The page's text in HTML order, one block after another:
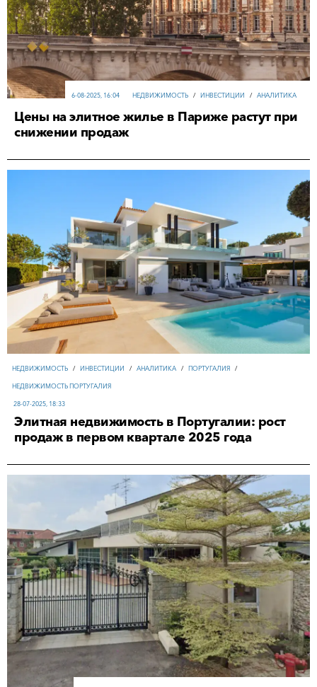
НЕДВИЖИМОСТЬ / ИНВЕСТИЦИИ / АНАЛИТИКА
6-08-2025, 16:04
Цены на элитное жилье в Париже растут при
снижении продаж
НЕДВИЖИМОСТЬ / ИНВЕСТИЦИИ / АНАЛИТИКА / ПОРТУГАЛИЯ /
НЕДВИЖИМОСТЬ ПОРТУГАЛИЯ
28-07-2025, 18:33
Элитная недвижимость в Португалии: рост
продаж в первом квартале 2025 года